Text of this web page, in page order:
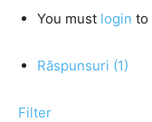
You must login to
Răspunsuri (1)
Filter